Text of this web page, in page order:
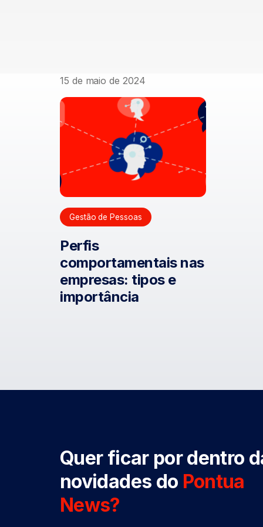
15 de maio de 2024
Gestão de Pessoas
Perfis
comportamentais nas
empresas: tipos e
importância
Quer ficar por dentro
novidades do Pontua
News?